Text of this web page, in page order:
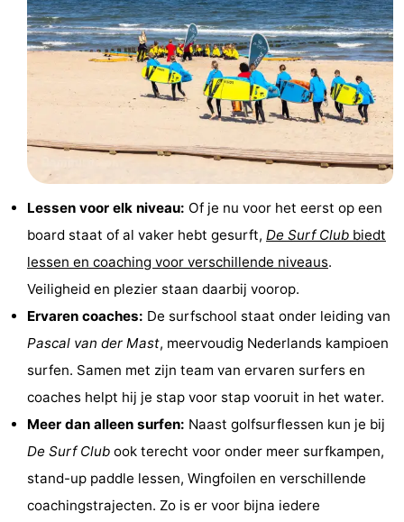
minutes
Strand
Zien
doen
Bezienswaardigheden
Musea
Monumenten
-
Molens
Vuurtorens
Uitkijkpunten
Attracties
Speeltuinen
-
Binnenspeeltuinen
Bowlen
Lessen voor elk niveau: Of je nu voor het eerst op een
board staat of al vaker hebt gesurft, De Surf Club biedt
lessen en coaching voor verschillende niveaus.
Veiligheid en plezier staan daarbij voorop.
Ervaren coaches: De surfschool staat onder leiding van
Pascal van der Mast, meervoudig Nederlands kampioen
surfen. Samen met zijn team van ervaren surfers en
coaches helpt hij je stap voor stap vooruit in het water.
Meer dan alleen surfen: Naast golfsurflessen kun je bij
De Surf Club ook terecht voor onder meer surfkampen,
stand-up paddle lessen, Wingfoilen en verschillende
coachingstrajecten. Zo is er voor bijna iedere